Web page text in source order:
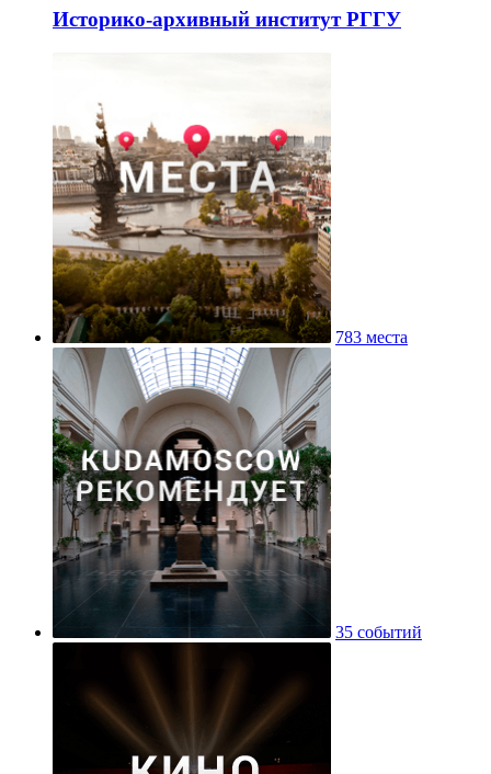
Историко-архивный институт РГГУ
783 места
35 событий